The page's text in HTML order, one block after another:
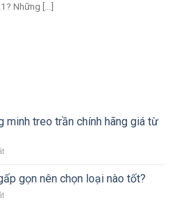
Những [...]
minh treo trần chính hãng giá từ
ở
giàn
phơi
thông
gọn nên chọn loại nào tốt?
ở